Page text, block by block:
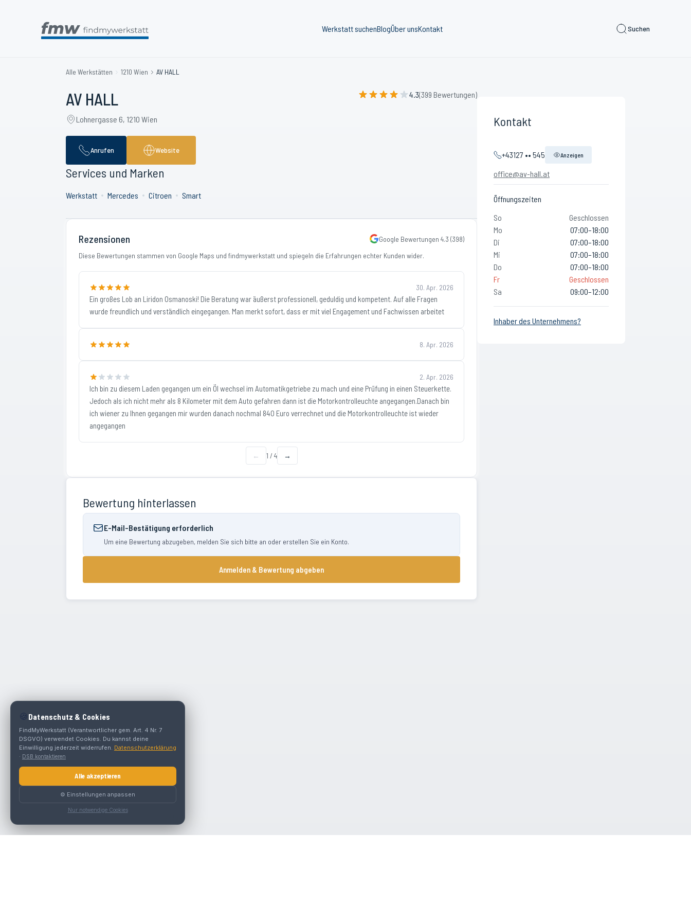
Werkstatt suchenBlogÜber unsKontakt Suchen
Alle Werkstätten 1210 Wien AV HALL
AV HALL 4.3(399 Bewertungen)
Lohnergasse 6, 1210 Wien
Anrufen Website
Services und Marken
Werkstatt Mercedes Citroen Smart
Rezensionen Google Bewertungen 4.3 (398)
Diese Bewertungen stammen von Google Maps und findmywerkstatt und spiegeln die Erfahrungen echter Kunden wider.
30. Apr. 2026
Ein großes Lob an Liridon Osmanoski! Die Beratung war äußerst professionell, geduldig und kompetent. Auf alle Fragen
wurde freundlich und verständlich eingegangen. Man merkt sofort, dass er mit viel Engagement und Fachwissen arbeitet
8. Apr. 2026
2. Apr. 2026
Ich bin zu diesem Laden gegangen um ein Öl wechsel im Automatikgetriebe zu mach und eine Prüfung in einen Steuerkette.
Jedoch als ich nicht mehr als 8 Kilometer mit dem Auto gefahren dann ist die Motorkontrolleuchte angegangen.Danach bin
ich wiener zu Ihnen gegangen mir wurden danach nochmal 840 Euro verrechnet und die Motorkontrolleuchte ist wieder
angegangen
← 1 / 4 →
Bewertung hinterlassen
E-Mail-Bestätigung erforderlich
Um eine Bewertung abzugeben, melden Sie sich bitte an oder erstellen Sie ein Konto.
Anmelden & Bewertung abgeben
Kontakt
+43127 •• 545 Anzeigen
office@av-hall.at
Öffnungszeiten
So
Geschlossen
Mo
07:00–18:00
Di
07:00–18:00
Mi
07:00–18:00
Do
07:00–18:00
Fr
Geschlossen
Sa
09:00–12:00
Inhaber des Unternehmens?
🍪 Datenschutz & Cookies
FindMyWerkstatt (Verantwortlicher gem. Art. 4 Nr. 7
DSGVO) verwendet Cookies. Du kannst deine
Einwilligung jederzeit widerrufen. Datenschutzerklärung
· DSB kontaktieren
Alle akzeptieren
⚙️ Einstellungen anpassen
Nur notwendige Cookies